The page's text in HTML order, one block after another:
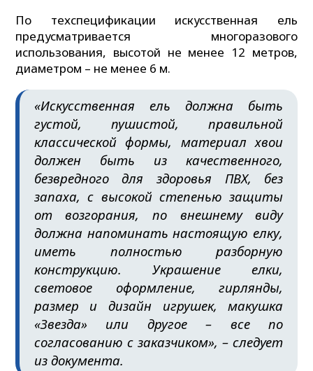
По техспецификации искусственная ель
предусматривается многоразового
использования, высотой не менее 12 метров,
диаметром – не менее 6 м.
«Искусственная ель должна быть
густой, пушистой, правильной
классической формы, материал хвои
должен быть из качественного,
безвредного для здоровья ПВХ, без
запаха, с высокой степенью защиты
от возгорания, по внешнему виду
должна напоминать настоящую елку,
иметь полностью разборную
конструкцию. Украшение елки,
световое оформление, гирлянды,
размер и дизайн игрушек, макушка
«Звезда» или другое – все по
согласованию с заказчиком», – следует
из документа.